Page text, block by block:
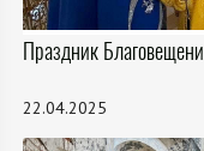
Праздник
22.04.2025